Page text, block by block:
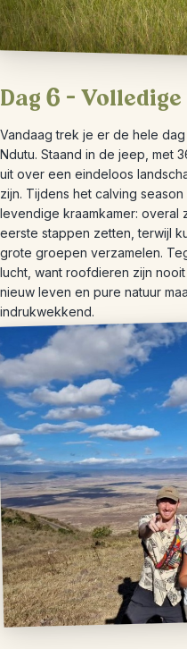
Dag 6 –
Vandaag trek je er de hele
Ndutu. Staand in de jeep, met
uit over een eindeloos
zijn. Tijdens het calving
levendige kraamkamer: overal
eerste stappen zetten, terwijl
grote groepen verzamelen.
lucht, want roofdieren zijn
nieuw leven en pure natuur
indrukwekkend.